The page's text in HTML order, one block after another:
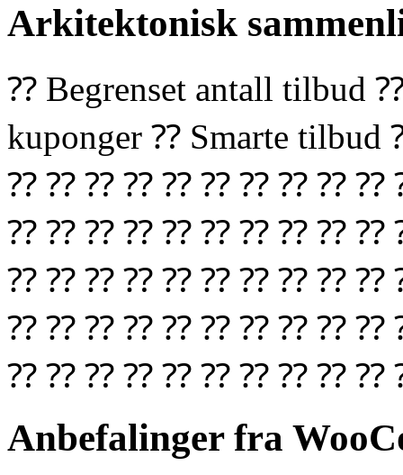
Arkitektonisk
⁇ Begrenset antall tilbud
kuponger ⁇ Smarte
⁇ ⁇ ⁇ ⁇ ⁇ ⁇ ⁇ ⁇ ⁇ ⁇
⁇ ⁇ ⁇ ⁇ ⁇ ⁇ ⁇ ⁇ ⁇ ⁇
⁇ ⁇ ⁇ ⁇ ⁇ ⁇ ⁇ ⁇ ⁇ ⁇
⁇ ⁇ ⁇ ⁇ ⁇ ⁇ ⁇ ⁇ ⁇ ⁇
⁇ ⁇ ⁇ ⁇ ⁇ ⁇ ⁇ ⁇ ⁇ ⁇
Anbefalinger fra